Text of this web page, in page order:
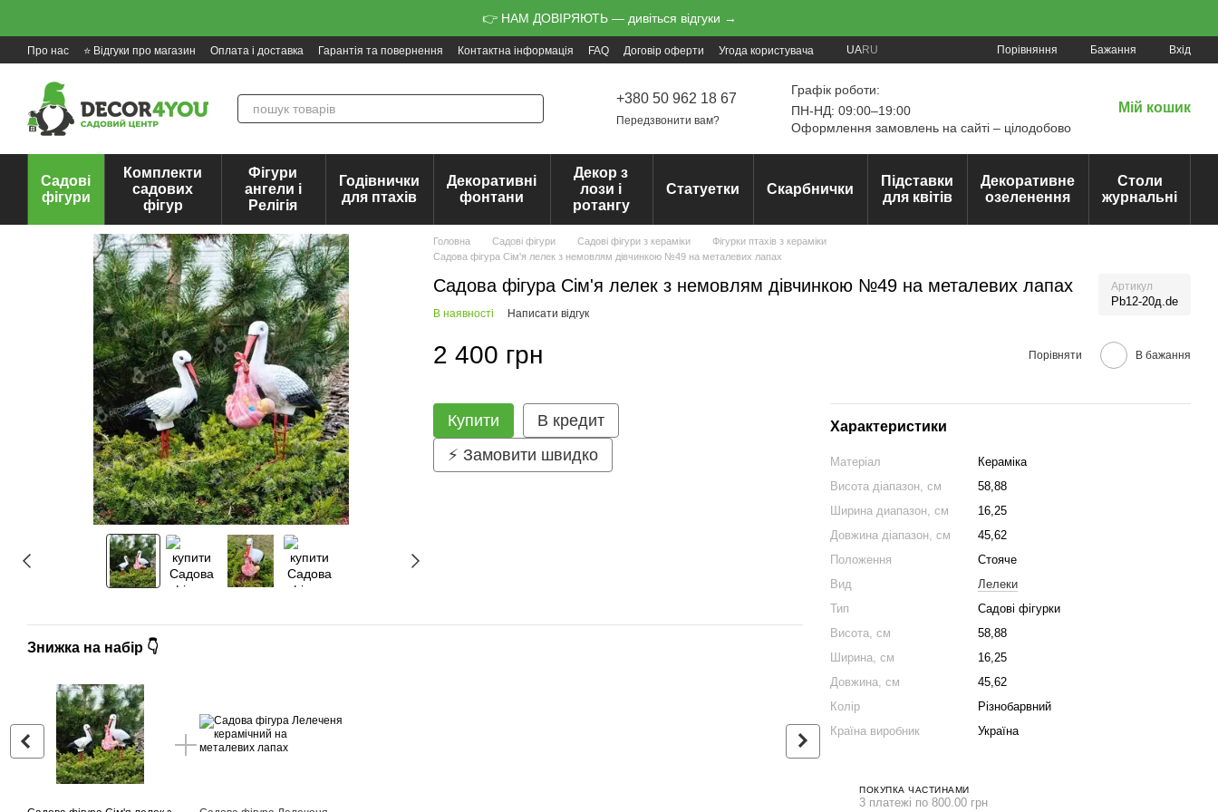
👉 НАМ ДОВІРЯЮТЬ — дивіться відгуки →
Про нас ⭐ Відгуки про магазин Оплата і доставка Гарантія та повернення Контактна інформація FAQ Договір оферти Угода користувача UARU Порівняння Бажання Вхід
+380 50 962 18 67
Передзвонити вам?
Графік роботи:
ПН-НД: 09:00–19:00
Оформлення замовлень на сайті – цілодобово
Мій кошик
Садові
фігури
Комплекти
садових
фігур
Фігури
ангели і
Релігія
Годівнички
для птахів
Декоративні
фонтани
Декор з
лози і
ротангу
Статуетки Скарбнички
Підставки
для квітів
Декоративне
озеленення
Столи
журнальні
Головна Садові фігури Садові фігури з кераміки
Фігурки птахів з кераміки
Садова фігура Сім'я лелек з немовлям дівчинкою №49 на металевих лапах
Садова фігура Сім'я лелек з немовлям дівчинкою №49 на металевих лапах Артикул
Pb12-20д.de
В наявності Написати відгук
2 400 грн Порівняти В бажання
Купити
В кредит
⚡ Замовити швидко
Характеристики
Матеріал
Кераміка
Висота діапазон, см
58,88
Ширина диапазон, см
16,25
Довжина діапазон, см
45,62
Положення
Стояче
Вид
Лелеки
Тип
Садові фігурки
Висота, см
58,88
Ширина, см
16,25
Довжина, см
45,62
Колір
Різнобарвний
Країна виробник
Україна
ПОКУПКА ЧАСТИНАМИ
3 платежі по 800.00 грн
Знижка на набір 👇